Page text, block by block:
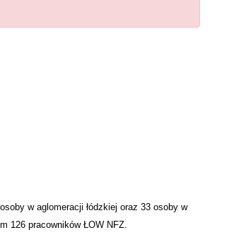
w aglomeracji łódzkiej oraz 33 osoby w
126 pracowników ŁOW NFZ.